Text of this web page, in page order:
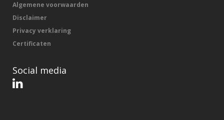
Algemene voorwaarden
Disclaimer
Privacy verklaring
Certificaten
Social media